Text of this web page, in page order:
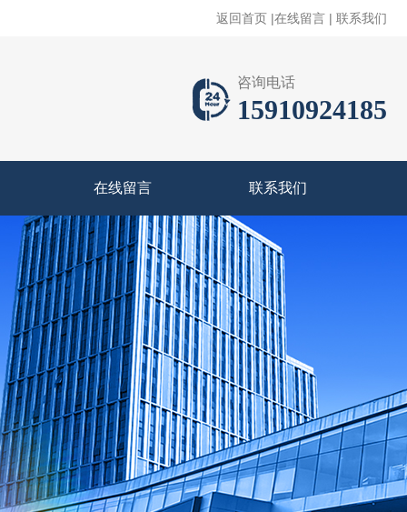
返回首页 |在线留言 | 联系我们
咨询电话
15910924185
在线留言 联系我们